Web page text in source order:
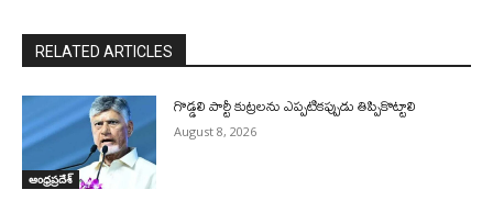
RELATED ARTICLES
ఆంధ్రప్రదేశ్
గొడ్డలి పార్టీ కుట్రలను ఎప్పటికప్పుడు తిప్పికొట్టాలి
August 8, 2026